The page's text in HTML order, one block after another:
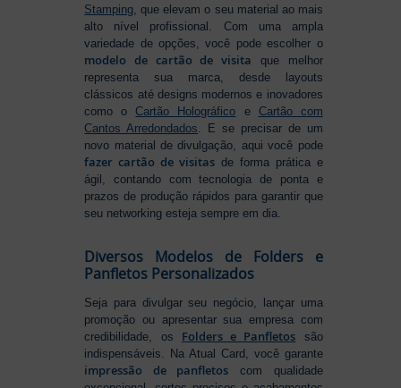
Stamping , que elevam o seu material ao mais
alto nível profissional. Com uma ampla
variedade de opções, você pode escolher o
modelo de cartão de visita que melhor
representa sua marca, desde layouts
clássicos até designs modernos e inovadores
como oCartão Holográfico e Cartão com
Cantos Arredondados . E se precisar de um
novo material de divulgação, aqui você pode
fazer cartão de visitas de forma prática e
ágil, contando com tecnologia de ponta e
prazos de produção rápidos para garantir que
seu networking esteja sempre em dia.
Diversos Modelos de Folders e
Panfletos Personalizados
Seja para divulgar seu negócio, lançar uma
promoção ou apresentar sua empresa com
credibilidade, os Folders e Panfletos são
indispensáveis. Na Atual Card, você garante
impressão de panfletos com qualidade